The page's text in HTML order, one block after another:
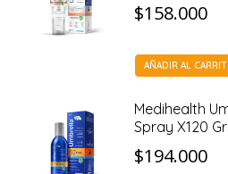
$158.000
AÑADIR AL
Medihealth
Spray X120
$194.000